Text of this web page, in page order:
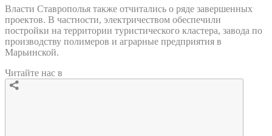
Власти Ставрополья также отчитались о ряде завершенных
проектов. В частности, электричеством обеспечили
постройки на территории туристического кластера, завода по
производству полимеров и аграрные предприятия в
Марьинской.
Читайте нас в